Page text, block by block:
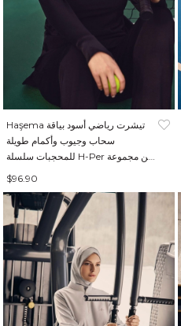
Haşema تيشرت رياضي أسود بياقة
سحاب وجيوب وأكمام طويلة
للمحجبات سلسلة H-Per من مجموعة
Active ACT-7
$96.90